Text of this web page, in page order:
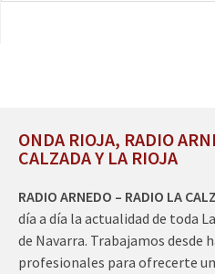
ONDA RIOJA, RADIO
CALZADA Y LA RIOJA
RADIO ARNEDO – RADIO LA
día a día la actualidad de toda
de Navarra. Trabajamos desde
profesionales para ofrecerte